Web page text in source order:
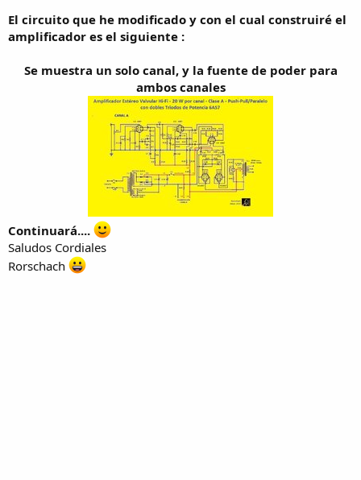
El circuito que he modificado y con el cual construiré el
amplificador es el siguiente :
Se muestra un solo canal, y la fuente de poder para
ambos canales
Continuará....
Saludos Cordiales
Rorschach